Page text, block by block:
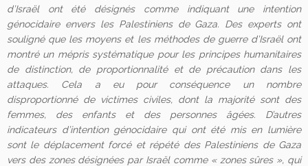
d’Israël ont été désignés comme indiquant une intention
génocidaire envers les Palestiniens de Gaza. Des experts ont
souligné que les moyens et les méthodes de guerre d’Israël ont
montré un mépris systématique pour les principes humanitaires
de distinction, de proportionnalité et de précaution dans les
attaques. Cela a eu pour conséquence un nombre
disproportionné de victimes civiles, dont la majorité sont des
femmes, des enfants et des personnes âgées. D’autres
indicateurs d’intention génocidaire qui ont été mis en lumière
sont le déplacement forcé et répété des Palestiniens de Gaza
vers des zones désignées par Israël comme « zones sûres », qui